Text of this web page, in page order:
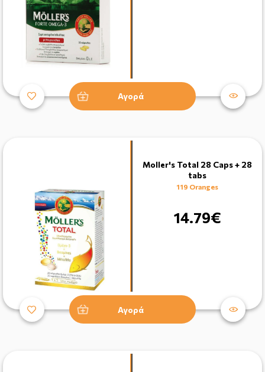
Αγορά
Moller's Total 28 Caps + 28
tabs
119 Oranges
14.79€
Αγορά